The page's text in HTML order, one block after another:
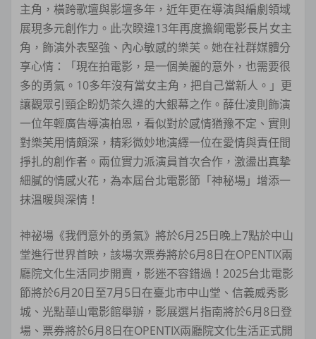
主角，橫跨歌壇與影壇多年，近年更在導演與編劇領域
展現多元創作力。此次睽違13年再度擔綱電影長片女主
角，飾演外表堅強、內心敏感的樂芙。她在社群媒體分
享心情：「現在拍電影，是一個美麗的意外，也需要很
多的勇氣。10多年沒有當女主角，把自己當新人。」更
讓觀眾引頸企盼奶茶久違的大銀幕之作。薛仕凌則飾演
一位年輕廣告導演柏恩，看似對於感情猶豫不定、實則
對樂芙用情頗深，精彩微妙地演繹一位在愛情與責任間
掙扎的創作者。兩位實力派演員首次合作，激盪出真摯
細膩的情感火花，為本屆台北電影節「神秘場」增添一
抹溫暖與深情！
神祕場《我們意外的勇氣》將於6月25日晚上7點於中山
堂進行世界首映，該場次票券將於6月8日在OPENTIX兩
廳院文化生活同步開賣，影迷不容錯過！2025台北電影
節將於6月20日至7月5日在臺北市中山堂、信義威秀影
城、光點華山電影館舉辦，影展選片指南將於6月8日登
場、票券將於6月8日在OPENTIX兩廳院文化生活正式開